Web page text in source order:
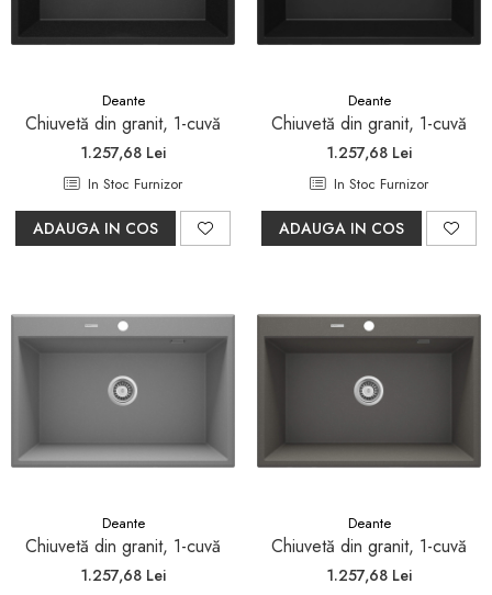
dus
Rezervoare wc
Rezervoare incastrate
Rezervoare aparente
Cadre incastrate
Clapete de actionare
Paravane de dus Walk
Cabine simple de dus
Panouri si usi de dus
Cadite de dus
Rigole de dus
Mobilier baie
Seturi mobilier baie
Dulapuri baza si blaturi lavoar
Dulapuri cu oglinda
Deante
Chiuvetă din granit, 1-cuvă
1.257,68 Lei
In Stoc Furnizor
ADAUGA IN COS
Deante
Chiuvetă din granit, 1-cuvă
1.257,68 Lei
In Stoc Furnizor
ADAUGA IN COS
Deante
Chiuvetă din granit, 1-cuvă
1.257,68 Lei
Deante
Chiuvetă din granit, 1-cuvă
1.257,68 Lei